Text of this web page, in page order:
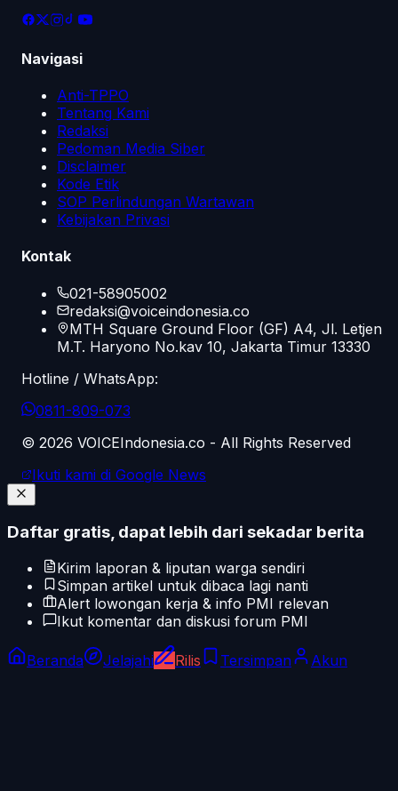
Navigasi
Anti-TPPO
Tentang Kami
Redaksi
Pedoman Media Siber
Disclaimer
Kode Etik
SOP Perlindungan Wartawan
Kebijakan Privasi
Kontak
021-58905002
redaksi@voiceindonesia.co
MTH Square Ground Floor (GF) A4, Jl. Letjen
M.T. Haryono No.kav 10, Jakarta Timur 13330
Hotline / WhatsApp:
0811-809-073
© 2026 VOICEIndonesia.co - All Rights Reserved
Ikuti kami di Google News
Daftar gratis, dapat lebih dari sekadar berita
Kirim laporan & liputan warga sendiri
Simpan artikel untuk dibaca lagi nanti
Alert lowongan kerja & info PMI relevan
Ikut komentar dan diskusi forum PMI
Beranda Jelajahi Rilis Tersimpan Akun